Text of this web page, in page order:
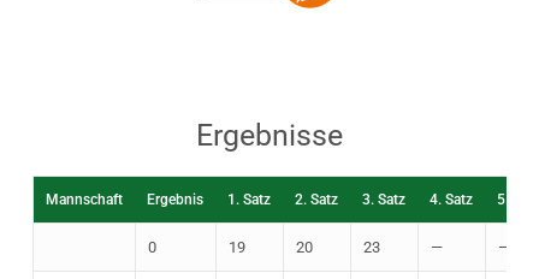
Ergebnisse
Mannschaft Ergebnis 1. Satz 2. Satz 3. Satz 4. Satz 5. Satz
0 19 20 23 — —